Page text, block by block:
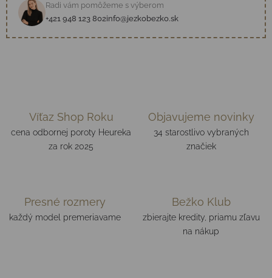
Radi vám pomôžeme s výberom
+421 948 123 802info@jezkobezko.sk
Víťaz Shop Roku
cena odbornej poroty Heureka
za rok 2025
Objavujeme novinky
34 starostlivo vybraných
značiek
Presné rozmery
každý model premeriavame
Bežko Klub
zbierajte kredity, priamu zľavu
na nákup